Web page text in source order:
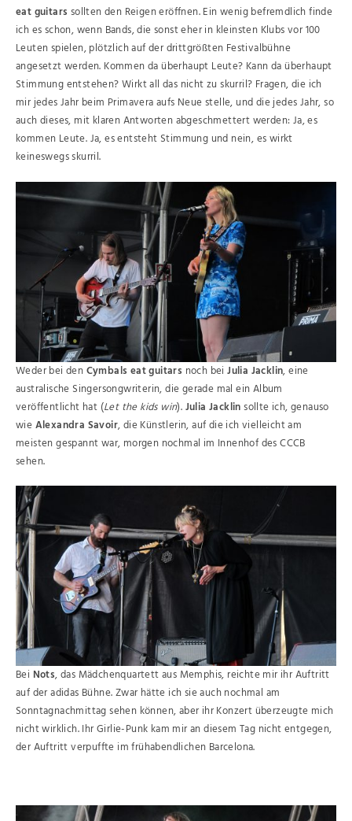
eat guitars sollten den Reigen eröffnen. Ein wenig befremdlich finde
ich es schon, wenn Bands, die sonst eher in kleinsten Klubs vor 100
Leuten spielen, plötzlich auf der drittgrößten Festivalbühne
angesetzt werden. Kommen da überhaupt Leute? Kann da überhaupt
Stimmung entstehen? Wirkt all das nicht zu skurril? Fragen, die ich
mir jedes Jahr beim Primavera aufs Neue stelle, und die jedes Jahr, so
auch dieses, mit klaren Antworten abgeschmettert werden: Ja, es
kommen Leute. Ja, es entsteht Stimmung und nein, es wirkt
keineswegs skurril.
Weder bei denCymbals eat guitars noch beiJulia Jacklin, eine
australische Singersongwriterin, die gerade mal ein Album
veröffentlicht hat (Let the kids win).Julia Jacklinsollte ich, genauso
wieAlexandra Savoir, die Künstlerin, auf die ich vielleicht am
meisten gespannt war, morgen nochmal im Innenhof des CCCB
sehen.
Bei Nots, das Mädchenquartett aus Memphis, reichte mir ihr Auftritt
auf der adidas Bühne. Zwar hätte ich sie auch nochmal am
Sonntagnachmittag sehen können, aber ihr Konzert überzeugte mich
nicht wirklich. Ihr Girlie-Punk kam mir an diesem Tag nicht entgegen,
der Auftritt verpuffte im frühabendlichen Barcelona.